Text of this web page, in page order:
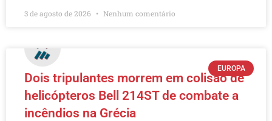
3 de agosto de 2026 Nenhum comentário
EUROPA
Dois tripulantes morrem em colisão de
helicópteros Bell 214ST de combate a
incêndios na Grécia